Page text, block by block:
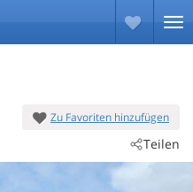
Zu Favoriten hinzufügen
Teilen